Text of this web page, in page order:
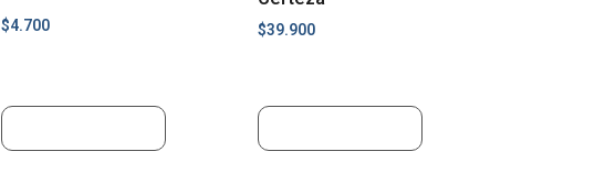
$4.700 $39.900